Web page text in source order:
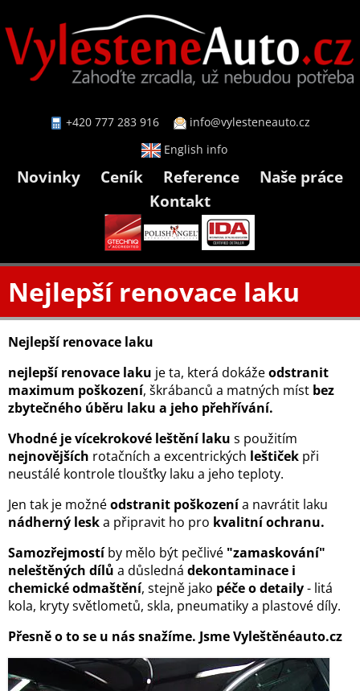
+420 777 283 916
info@vylesteneauto.cz
English info
Novinky Ceník Reference
Naše práce
Kontakt
Nejlepší renovace laku
Nejlepší renovace laku
nejlepší renovace laku je ta, která dokážeodstranit
maximum poškození, škrábanců a matných míst bez
zbytečného úběru laku a jeho přehřívání.
Vhodné je vícekrokové leštění laku s použitím
nejnovějších rotačních a excentrických leštiček při
neustálé kontrole tloušťky laku a jeho teploty.
Jen tak je možnéodstranit poškozenía navrátit laku
nádherný leska připravit ho pro kvalitní ochranu.
Samozřejmostíby mělo být pečlivé "zamaskování"
neleštěných dílů a důsledná dekontaminace i
chemické odmaštění, stejně jako péče o detaily- litá
kola, kryty světlometů, skla, pneumatiky a plastové díly.
Přesně o to se u nás snažíme. Jsme Vyleštěnéauto.cz